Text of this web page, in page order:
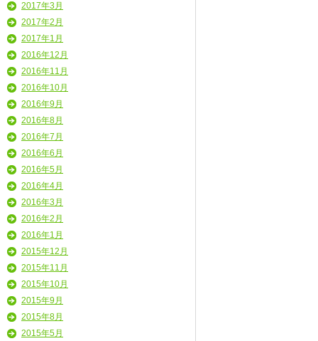
2017年3月
2017年2月
2017年1月
2016年12月
2016年11月
2016年10月
2016年9月
2016年8月
2016年7月
2016年6月
2016年5月
2016年4月
2016年3月
2016年2月
2016年1月
2015年12月
2015年11月
2015年10月
2015年9月
2015年8月
2015年5月